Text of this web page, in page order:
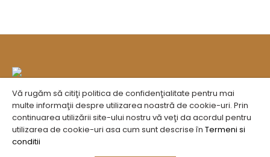
Vă rugăm să citiţi politica de confidenţialitate pentru mai
multe informaţii despre utilizarea noastră de cookie-uri. Prin
continuarea utilizării site-ului nostru vă veţi da acordul pentru
utilizarea de cookie-uri asa cum sunt descrise în Termeni si
conditii